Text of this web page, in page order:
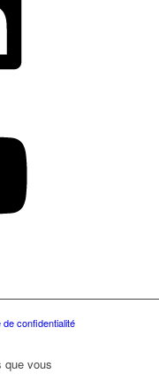
de confidentialité
que vous